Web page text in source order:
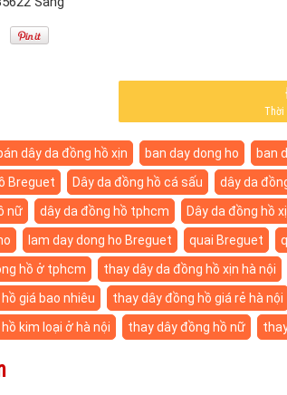
Thời
dây da đồng hồ xịn ban day dong ho ban
Breguet
Dây da đồng hồ cá sấu dây da
nữ
dây da đồng hồ tphcm Dây da đồng hồ
lam day dong ho Breguet quai Breguet
hồ ở tphcm
thay dây da đồng hồ xịn hà nội
giá bao nhiêu
thay dây đồng hồ giá rẻ hà nội
kim loại ở hà nội
thay dây đồng hồ nữ